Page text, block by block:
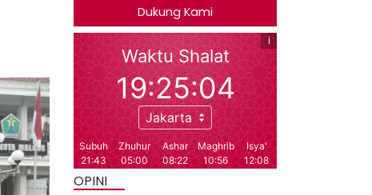
Dukung Kami
OPINI